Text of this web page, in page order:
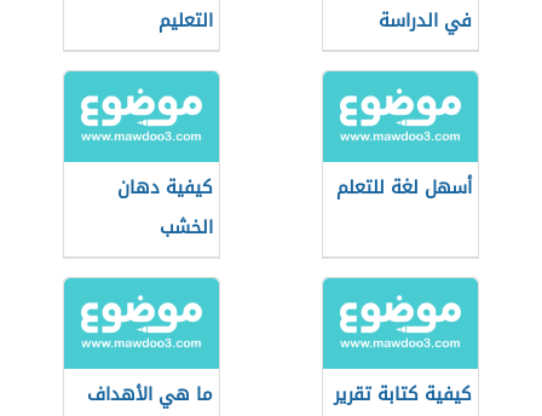
في الدراسة
التعليم
أسهل لغة للتعلم
كيفية دهان
الخشب
كيفية كتابة تقرير
ما هي الأهداف